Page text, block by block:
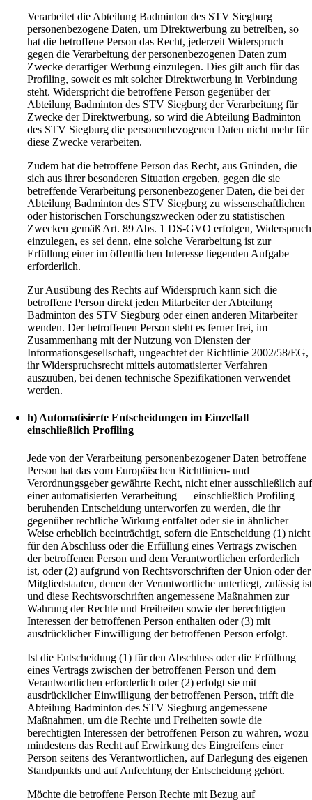
Verarbeitet die Abteilung Badminton des STV Siegburg
personenbezogene Daten, um Direktwerbung zu betreiben, so
hat die betroffene Person das Recht, jederzeit Widerspruch
gegen die Verarbeitung der personenbezogenen Daten zum
Zwecke derartiger Werbung einzulegen. Dies gilt auch für das
Profiling, soweit es mit solcher Direktwerbung in Verbindung
steht. Widerspricht die betroffene Person gegenüber der
Abteilung Badminton des STV Siegburg der Verarbeitung für
Zwecke der Direktwerbung, so wird die Abteilung Badminton
des STV Siegburg die personenbezogenen Daten nicht mehr für
diese Zwecke verarbeiten.
Zudem hat die betroffene Person das Recht, aus Gründen, die
sich aus ihrer besonderen Situation ergeben, gegen die sie
betreffende Verarbeitung personenbezogener Daten, die bei der
Abteilung Badminton des STV Siegburg zu wissenschaftlichen
oder historischen Forschungszwecken oder zu statistischen
Zwecken gemäß Art. 89 Abs. 1 DS-GVO erfolgen, Widerspruch
einzulegen, es sei denn, eine solche Verarbeitung ist zur
Erfüllung einer im öffentlichen Interesse liegenden Aufgabe
erforderlich.
Zur Ausübung des Rechts auf Widerspruch kann sich die
betroffene Person direkt jeden Mitarbeiter der Abteilung
Badminton des STV Siegburg oder einen anderen Mitarbeiter
wenden. Der betroffenen Person steht es ferner frei, im
Zusammenhang mit der Nutzung von Diensten der
Informationsgesellschaft, ungeachtet der Richtlinie 2002/58/EG,
ihr Widerspruchsrecht mittels automatisierter Verfahren
auszuüben, bei denen technische Spezifikationen verwendet
werden.
h) Automatisierte Entscheidungen im Einzelfall
einschließlich Profiling
Jede von der Verarbeitung personenbezogener Daten betroffene
Person hat das vom Europäischen Richtlinien- und
Verordnungsgeber gewährte Recht, nicht einer ausschließlich auf
einer automatisierten Verarbeitung — einschließlich Profiling —
beruhenden Entscheidung unterworfen zu werden, die ihr
gegenüber rechtliche Wirkung entfaltet oder sie in ähnlicher
Weise erheblich beeinträchtigt, sofern die Entscheidung (1) nicht
für den Abschluss oder die Erfüllung eines Vertrags zwischen
der betroffenen Person und dem Verantwortlichen erforderlich
ist, oder (2) aufgrund von Rechtsvorschriften der Union oder der
Mitgliedstaaten, denen der Verantwortliche unterliegt, zulässig ist
und diese Rechtsvorschriften angemessene Maßnahmen zur
Wahrung der Rechte und Freiheiten sowie der berechtigten
Interessen der betroffenen Person enthalten oder (3) mit
ausdrücklicher Einwilligung der betroffenen Person erfolgt.
Ist die Entscheidung (1) für den Abschluss oder die Erfüllung
eines Vertrags zwischen der betroffenen Person und dem
Verantwortlichen erforderlich oder (2) erfolgt sie mit
ausdrücklicher Einwilligung der betroffenen Person, trifft die
Abteilung Badminton des STV Siegburg angemessene
Maßnahmen, um die Rechte und Freiheiten sowie die
berechtigten Interessen der betroffenen Person zu wahren, wozu
mindestens das Recht auf Erwirkung des Eingreifens einer
Person seitens des Verantwortlichen, auf Darlegung des eigenen
Standpunkts und auf Anfechtung der Entscheidung gehört.
Möchte die betroffene Person Rechte mit Bezug auf